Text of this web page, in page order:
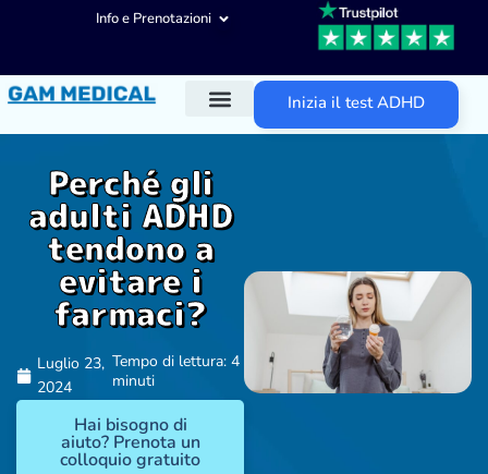
Info e Prenotazioni
Inizia il test ADHD
Perché gli
adulti ADHD
tendono a
evitare i
farmaci?
Luglio 23,
2024
Tempo di lettura: 4
minuti
Hai bisogno di
aiuto? Prenota un
colloquio gratuito